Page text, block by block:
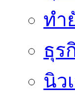
ทํา
ธุร
นิว